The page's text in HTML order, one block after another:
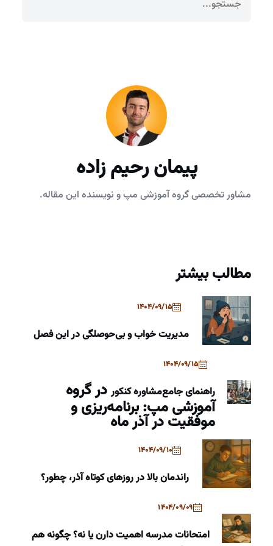
پیمان رحیم زاده
مشاور تخصصی گروه آموزشی مپ و نویسنده این مقاله.
مطالب بیشتر
1404/09/15
مدیریت خواب و بی‌حوصلگی در این فصل
1404/09/15
راهنمای جامعمشاوره کنکوردر گروه
آموزشی مپ: برنامه‌ریزی و
موفقیت در آذر ماه
1404/09/10
راندمان بالا در روزهای کوتاه آذر، چطور؟
1404/09/09
امتحانات مدرسه اهمیت دارن یا نه؟ چگونه هم